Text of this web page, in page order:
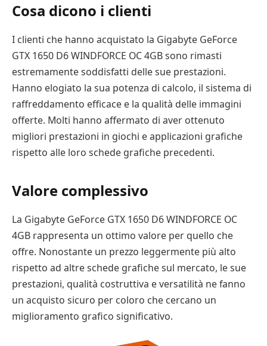
Cosa dicono i clienti
I clienti che hanno acquistato la Gigabyte GeForce
GTX 1650 D6 WINDFORCE OC 4GB sono rimasti
estremamente soddisfatti delle sue prestazioni.
Hanno elogiato la sua potenza di calcolo, il sistema di
raffreddamento efficace e la qualità delle immagini
offerte. Molti hanno affermato di aver ottenuto
migliori prestazioni in giochi e applicazioni grafiche
rispetto alle loro schede grafiche precedenti.
Valore complessivo
La Gigabyte GeForce GTX 1650 D6 WINDFORCE OC
4GB rappresenta un ottimo valore per quello che
offre. Nonostante un prezzo leggermente più alto
rispetto ad altre schede grafiche sul mercato, le sue
prestazioni, qualità costruttiva e versatilità ne fanno
un acquisto sicuro per coloro che cercano un
miglioramento grafico significativo.